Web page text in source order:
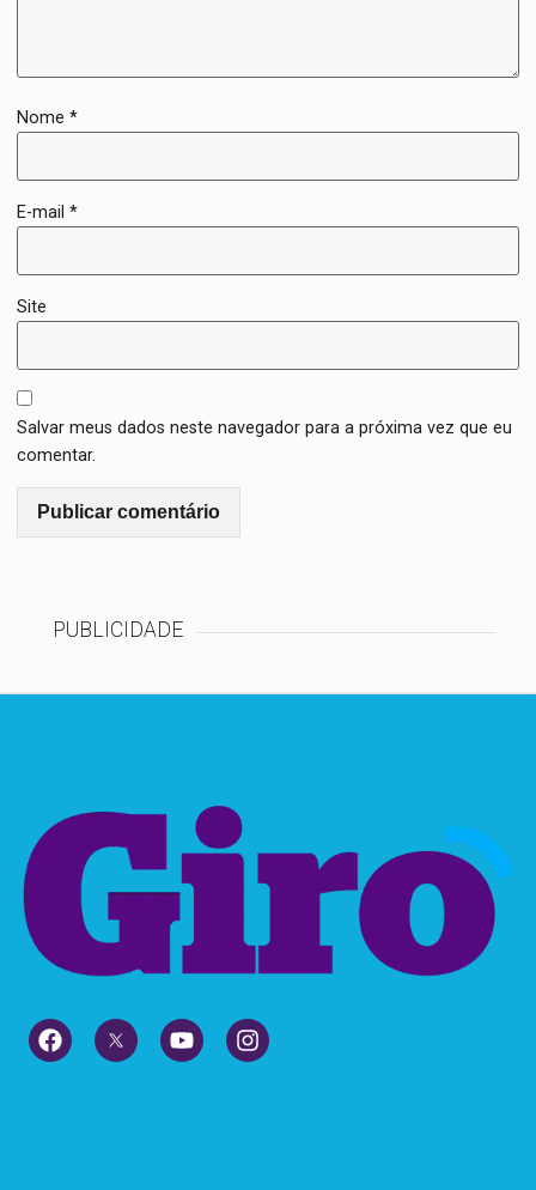
Nome*
E-mail*
Site
Salvar meus dados neste navegador para a próxima vez que eu
comentar.
PUBLICIDADE